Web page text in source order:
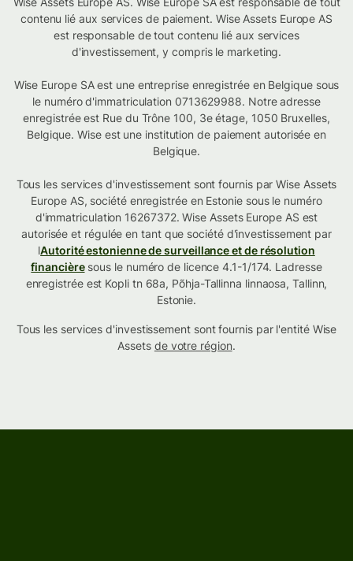
contenu lié aux services de paiement. Wise Assets Europe AS
est responsable de tout contenu lié aux services
d'investissement, y compris le marketing.
Wise Europe SA est une entreprise enregistrée en Belgique sous
le numéro d'immatriculation 0713629988. Notre adresse
enregistrée est Rue du Trône 100, 3e étage, 1050 Bruxelles,
Belgique. Wise est une institution de paiement autorisée en
Belgique.
Tous les services d'investissement sont fournis par Wise Assets
Europe AS, société enregistrée en Estonie sous le numéro
d'immatriculation 16267372. Wise Assets Europe AS est
autorisée et régulée en tant que société d'investissement par
lAutorité estonienne de surveillance et de résolution
financièresous le numéro de licence 4.1-1/174. Ladresse
enregistrée est Kopli tn 68a, Põhja-Tallinna linnaosa, Tallinn,
Estonie.
Tous les services d'investissement sont fournis par l'entité Wise
Assets de votre région.